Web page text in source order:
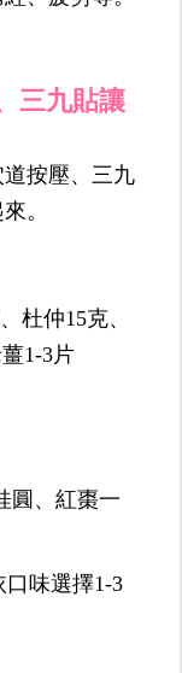
三九貼讓
按壓、三九
。
杜仲15克、
1-3片
圓、紅棗一
味選擇1-3